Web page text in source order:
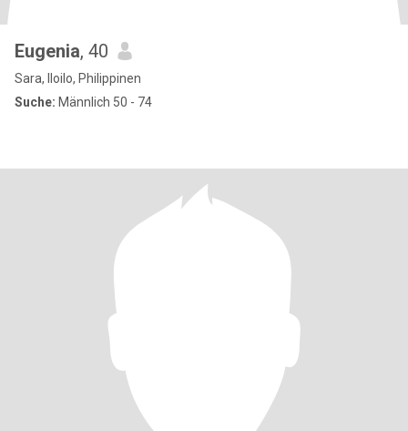
Eugenia, 40
Sara, Iloilo, Philippinen
Suche: Männlich 50 - 74